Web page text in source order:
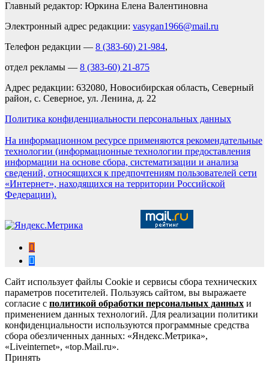
Главный редактор: Юркина Елена Валентиновна
Электронный адрес редакции: vasygan1966@mail.ru
Телефон редакции — 8 (383-60) 21-984,
отдел рекламы — 8 (383-60) 21-875
Адрес редакции: 632080, Новосибирская область, Северный
район, с. Северное, ул. Ленина, д. 22
Политика конфиденциальности персональных данных
На информационном ресурсе применяются рекомендательные
технологии (информационные технологии предоставления
информации на основе сбора, систематизации и анализа
сведений, относящихся к предпочтениям пользователей сети
«Интернет», находящихся на территории Российской
Федерации).
Сайт использует файлы Cookie и сервисы сбора технических
параметров посетителей. Пользуясь сайтом, вы выражаете
согласие с политикой обработки персональных данных и
применением данных технологий. Для реализации политики
конфиденциальности используются программные средства
сбора обезличенных данных: «Яндекс.Метрика»,
«Liveinternet», «top.Mail.ru».
Принять